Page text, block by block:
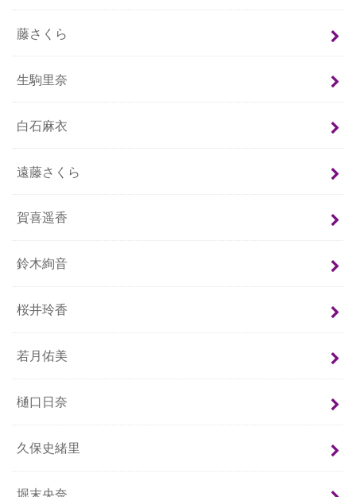
藤さくら
生駒里奈
白石麻衣
遠藤さくら
賀喜遥香
鈴木絢音
桜井玲香
若月佑美
樋口日奈
久保史緒里
堀末央奈